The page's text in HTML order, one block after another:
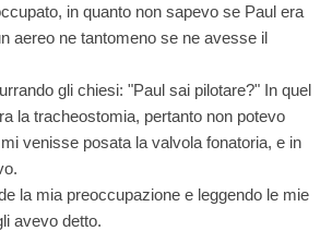
in quanto non sapevo se Paul era
aereo ne tantomeno se ne avesse il
gli chiesi: "Paul sai pilotare?" In quel
la tracheostomia, pertanto non potevo
venisse posata la valvola fonatoria, e in
la mia preoccupazione e leggendo le mie
avevo detto.